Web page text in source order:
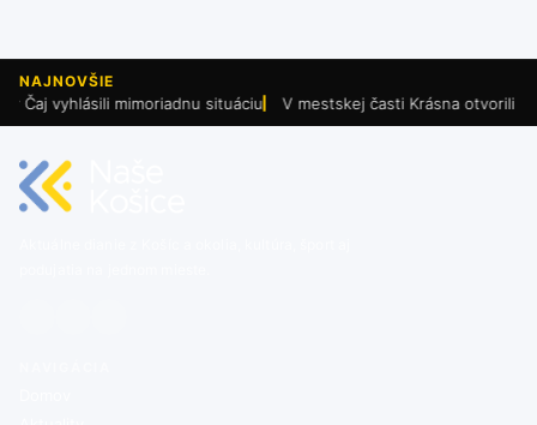
NAJNOVŠIE
mimoriadnu situáciu V mestskej časti Krásna otvorili nový park.